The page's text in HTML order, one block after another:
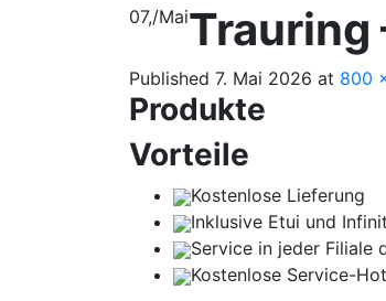
07,/MaiTrauring
Published 7. Mai 2026 at 800
Produkte
Vorteile
Kostenlose Lieferung
Inklusive Etui und
Service in jeder Filiale
Kostenlose Service-